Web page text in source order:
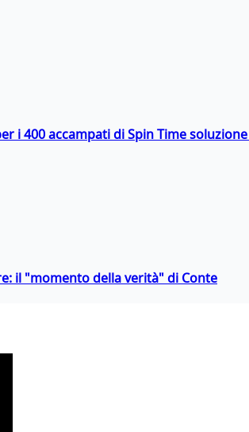
i 400 accampati di Spin Time
il "momento della verità" di Conte